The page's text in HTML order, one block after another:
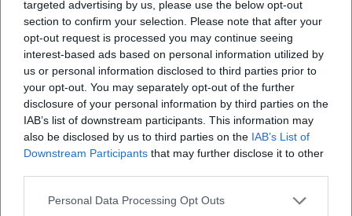
targeted advertising by us, please use the below opt-out
section to confirm your selection. Please note that after your
opt-out request is processed you may continue seeing
interest-based ads based on personal information utilized by
us or personal information disclosed to third parties prior to
your opt-out. You may separately opt-out of the further
disclosure of your personal information by third parties on the
IAB’s list of downstream participants. This information may
also be disclosed by us to third parties on the IAB’s List of
Downstream Participants that may further disclose it to other
Personal Data Processing Opt Outs
Offizielle Kanäle von DJ Ramirez:
Instagram: Kein offizielles Profil gefunden
Facebook: Kein offizielles Profil gefunden
YouTube: Kein offizielles Profil gefunden
TikTok: Kein offizielles Profil gefunden
Quellen:
Rocketclub Landshut - Beyond 2010
Rocketclub Landshut - Lage & Anfahrt
D. Ramirez - Production